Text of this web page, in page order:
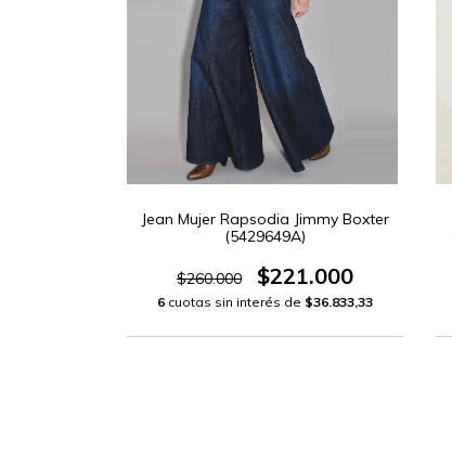
Jean Mujer Rapsodia Jimmy Boxter
(5429649A)
$260.000 $221.000
6 cuotas sin interés de $36.833,33